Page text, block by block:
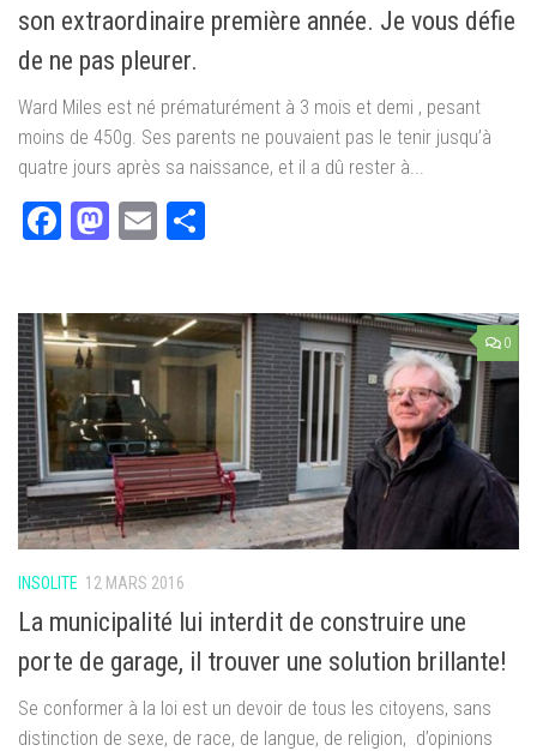
son extraordinaire première année. Je vous défie
de ne pas pleurer.
Ward Miles est né prématurément à 3 mois et demi , pesant
moins de 450g. Ses parents ne pouvaient pas le tenir jusqu’à
quatre jours après sa naissance, et il a dû rester à...
Facebook
Mastodon
Email
0
INSOLITE 12 MARS 2016
La municipalité lui interdit de construire une
porte de garage, il trouver une solution brillante!
Se conformer à la loi est un devoir de tous les citoyens, sans
distinction de sexe, de race, de langue, de religion, d’opinions